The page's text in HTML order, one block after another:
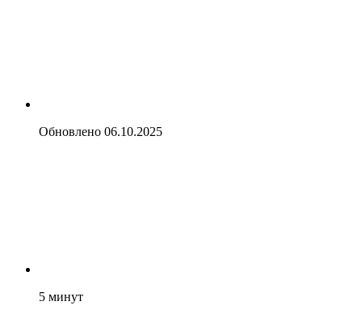
Обновлено 06.10.2025
5 минут